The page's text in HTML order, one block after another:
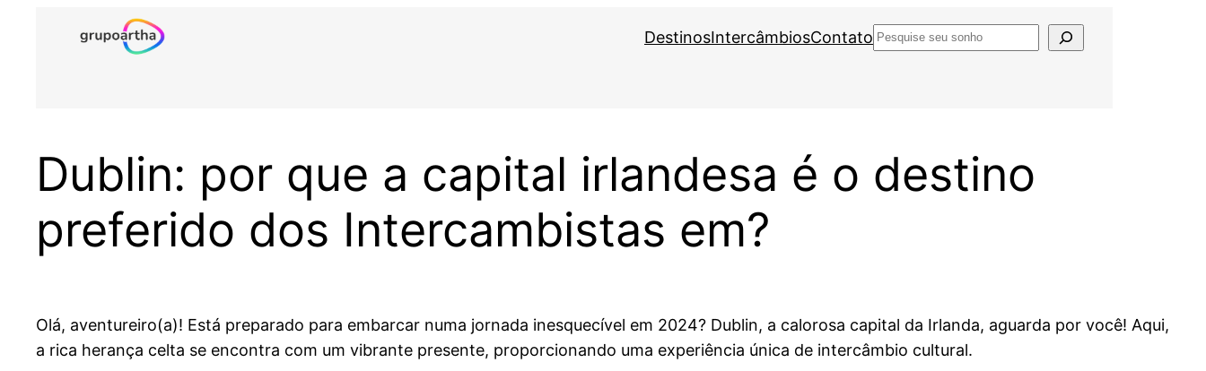
DestinosIntercâmbiosContato Pesquisar
Dublin: por que a capital irlandesa é o destino
preferido dos Intercambistas em?
Olá, aventureiro(a)! Está preparado para embarcar numa jornada inesquecível em 2024? Dublin, a calorosa capital da Irlanda, aguarda por você! Aqui,
a rica herança celta se encontra com um vibrante presente, proporcionando uma experiência única de intercâmbio cultural.